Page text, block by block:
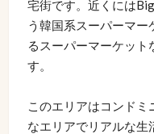
宅街です。近くには
う韓国系スーパーマ
るスーパーマーケッ
す。
このエリアはコンド
なエリアでリアルな生